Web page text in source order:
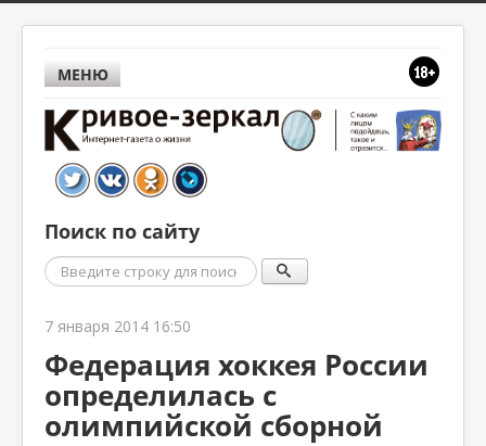
МЕНЮ
Поиск по сайту
Поиск
7 января 2014 16:50
Федерация хоккея России
определилась с
олимпийской сборной